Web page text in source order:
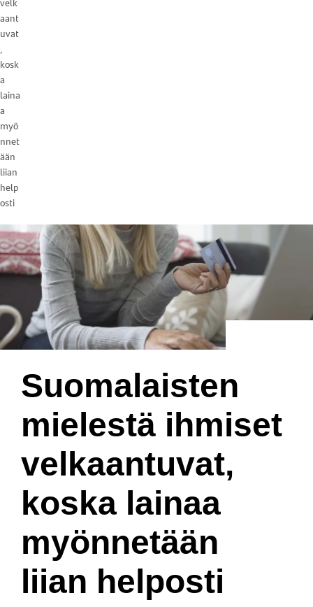
aant
uvat
kosk
a
laina
a
myö
nnet
ään
liian
help
osti
Suomalaisten
mielestä ihmiset
velkaantuvat,
koska lainaa
myönnetään
liian helposti